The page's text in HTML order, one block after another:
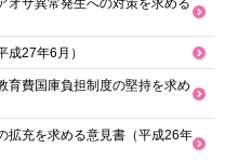
オサ異常発生への対策を求める
27年6月）
育費国庫負担制度の堅持を求め
拡充を求める意見書（平成26年